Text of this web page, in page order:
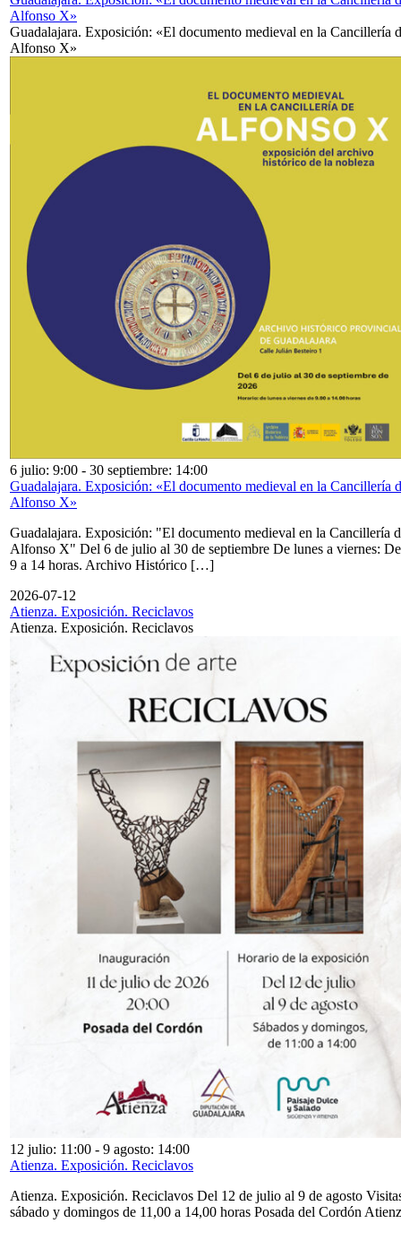
Alfonso X»
Guadalajara. Exposición: «El documento medieval en la Cancillería
Alfonso X»
6 julio: 9:00 - 30 septiembre: 14:00
Guadalajara. Exposición: «El documento medieval en la Cancillería
Alfonso X»
Guadalajara. Exposición: "El documento medieval en la Cancillería
Alfonso X" Del 6 de julio al 30 de septiembre De lunes a viernes: De
9 a 14 horas. Archivo Histórico […]
2026-07-12
Atienza. Exposición. Reciclavos
Atienza. Exposición. Reciclavos
12 julio: 11:00 - 9 agosto: 14:00
Atienza. Exposición. Reciclavos
Atienza. Exposición. Reciclavos Del 12 de julio al 9 de agosto
sábado y domingos de 11,00 a 14,00 horas Posada del Cordón